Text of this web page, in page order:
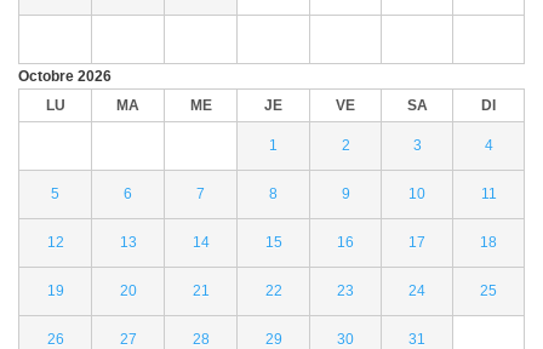
Octobre 2026
LU
MA ME JE VE SA DI
1 2 3 4
5 6 7 8 9 10 11
12 13 14 15 16 17 18
19 20 21 22 23 24 25
26 27 28 29 30 31